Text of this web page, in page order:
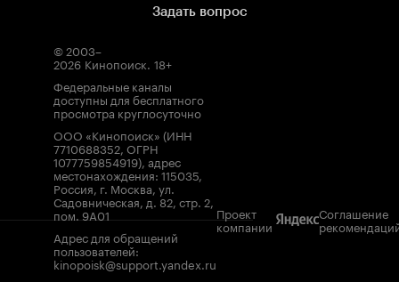
Задать вопрос
© 2003–
2026 Кинопоиск. 18+
Федеральные каналы
доступны для бесплатного
просмотра круглосуточно
ООО «Кинопоиск» (ИНН
7710688352, ОГРН
1077759854919), адрес
местонахождения: 115035,
Россия, г. Москва, ул.
Садовническая, д. 82, стр. 2,
пом. 9А01
Адрес для обращений
пользователей:
kinopoisk@support.yandex.ru
Проект
компании
Соглашение